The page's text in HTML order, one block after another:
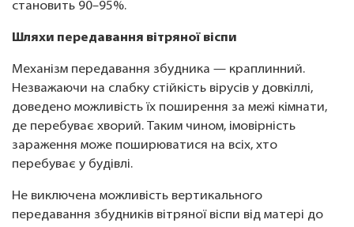
становить 90–95%.
Шляхи передавання вітряної віспи
Механізм передавання збудника — краплинний.
Незважаючи на слабку стійкість вірусів у довкіллі,
доведено можливість їх поширення за межі кімнати,
де перебуває хворий. Таким чином, імовірність
зараження може поширюватися на всіх, хто
перебуває у будівлі.
Не виключена можливість вертикального
передавання збудників вітряної віспи від матері до